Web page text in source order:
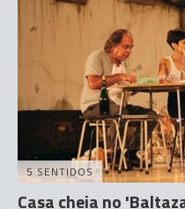
5 SENTIDOS
Casa cheia no